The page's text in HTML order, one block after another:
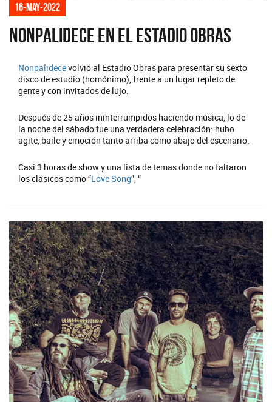
16-may-2022
Nonpalidece en el Estadio Obras
Nonpalidecevolvió al Estadio Obras para presentar su sexto
disco de estudio (homónimo), frente a un lugar repleto de
gente y con invitados de lujo.
Después de 25 años ininterrumpidos haciendo música, lo de
la noche del sábado fue una verdadera celebración: hubo
agite, baile y emoción tanto arriba como abajo del escenario.
Casi 3 horas de show y una lista de temas donde no faltaron
los clásicos como “Love Song”, “